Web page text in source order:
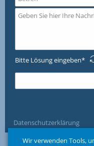
Wir verwenden Tools,
Bitte Lösung eingeben
Datenschutzerklärung